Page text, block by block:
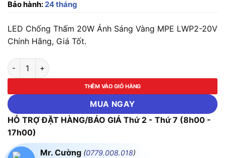
Bảo hành:24 tháng
LED Chống Thấm 20W Ánh Sáng Vàng MPE LWP2-20V
Chính Hãng, Giá Tốt.
LED Chống Thấm 20W Ánh Sáng Vàng MPE LWP2-20V số
THÊM VÀO GIỎ HÀNG
MUA NGAY
HỖ TRỢ ĐẶT HÀNG/BÁO GIÁ Thứ 2 - Thứ 7 (8h00 -
17h00)
Mr. Cường (0779.008.018)